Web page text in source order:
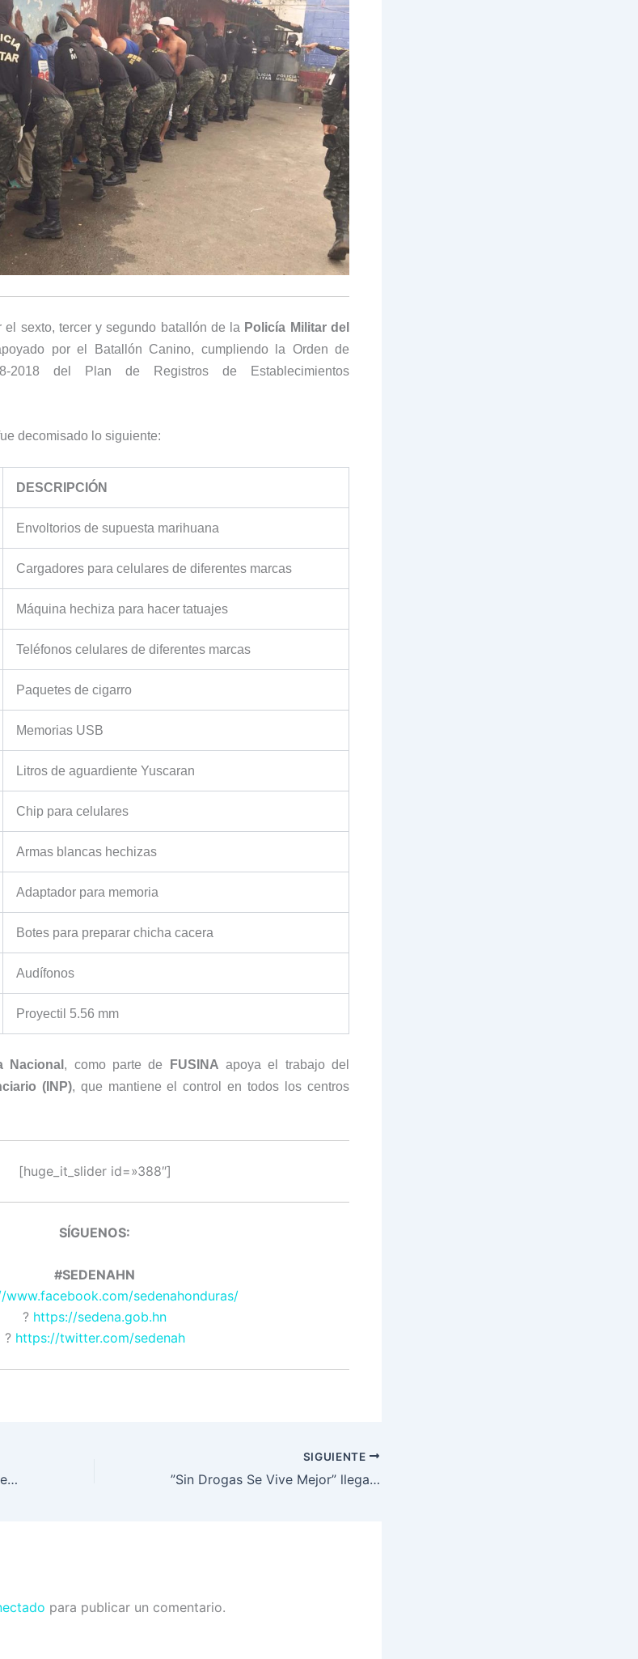
el sexto, tercer y segundo batallón de la Policía Militar del
por el Batallón Canino, cumpliendo la Orden de
2018 del Plan de Registros de Establecimientos
decomisado lo siguiente:
DESCRIPCIÓN
Envoltorios de supuesta marihuana
Cargadores para celulares de diferentes marcas
Máquina hechiza para hacer tatuajes
Teléfonos celulares de diferentes marcas
Paquetes de cigarro
Memorias USB
Litros de aguardiente Yuscaran
Chip para celulares
Armas blancas hechizas
Adaptador para memoria
Botes para preparar chicha cacera
Audífonos
Proyectil 5.56 mm
Nacional , como parte de FUSINA apoya el trabajo del
(INP), que mantiene el control en todos los centros
[huge_it_slider id=»388″]
SÍGUENOS:
#SEDENAHN
www.facebook.com/sedenahonduras/
? https://sedena.gob.hn
? https://twitter.com/sedenah
Droga y objetos corto punzantes encontrados en Penal de Comayagua
SIGUIENTE
”Sin Drogas Se Vive Mejor” llega a tres centros de estudios más
para publicar un comentario.